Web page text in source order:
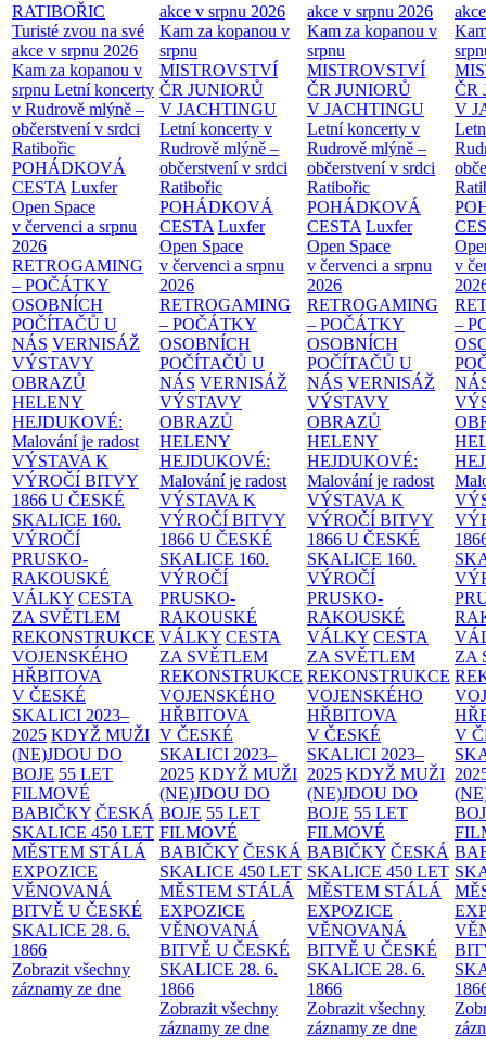
RATIBOŘIC
Turisté zvou na své
akce v srpnu 2026
Kam za kopanou v
srpnu Letní koncerty
v Rudrově mlýně –
občerstvení v srdci
Ratibořic
POHÁDKOVÁ
CESTA Luxfer
Open Space
v červenci a srpnu
2026
RETROGAMING
– POČÁTKY
OSOBNÍCH
POČÍTAČŮ U
NÁS VERNISÁŽ
VÝSTAVY
OBRAZŮ
HELENY
HEJDUKOVÉ:
Malování je radost
VÝSTAVA K
VÝROČÍ BITVY
1866 U ČESKÉ
SKALICE 160.
VÝROČÍ
PRUSKO-
RAKOUSKÉ
VÁLKY CESTA
ZA SVĚTLEM
REKONSTRUKCE
VOJENSKÉHO
HŘBITOVA
V ČESKÉ
SKALICI 2023–
2025 KDYŽ MUŽI
(NE)JDOU DO
BOJE 55 LET
FILMOVÉ
BABIČKY ČESKÁ
SKALICE 450 LET
MĚSTEM STÁLÁ
EXPOZICE
VĚNOVANÁ
BITVĚ U ČESKÉ
SKALICE 28. 6.
1866
Zobrazit všechny
záznamy ze dne
akce v srpnu 2026
Kam za kopanou v
srpnu
MISTROVSTVÍ
ČR JUNIORŮ
V JACHTINGU
Letní koncerty v
Rudrově mlýně –
občerstvení v srdci
Ratibořic
POHÁDKOVÁ
CESTA Luxfer
Open Space
v červenci a srpnu
2026
RETROGAMING
– POČÁTKY
OSOBNÍCH
POČÍTAČŮ U
NÁS VERNISÁŽ
VÝSTAVY
OBRAZŮ
HELENY
HEJDUKOVÉ:
Malování je radost
VÝSTAVA K
VÝROČÍ BITVY
1866 U ČESKÉ
SKALICE 160.
VÝROČÍ
PRUSKO-
RAKOUSKÉ
VÁLKY CESTA
ZA SVĚTLEM
REKONSTRUKCE
VOJENSKÉHO
HŘBITOVA
V ČESKÉ
SKALICI 2023–
2025 KDYŽ MUŽI
(NE)JDOU DO
BOJE 55 LET
FILMOVÉ
BABIČKY ČESKÁ
SKALICE 450 LET
MĚSTEM STÁLÁ
EXPOZICE
VĚNOVANÁ
BITVĚ U ČESKÉ
SKALICE 28. 6.
1866
Zobrazit všechny
záznamy ze dne
akce v srpnu 2026
Kam za kopanou v
srpnu
MISTROVSTVÍ
ČR JUNIORŮ
V JACHTINGU
Letní koncerty v
Rudrově mlýně –
občerstvení v srdci
Ratibořic
POHÁDKOVÁ
CESTA Luxfer
Open Space
v červenci a srpnu
2026
RETROGAMING
– POČÁTKY
OSOBNÍCH
POČÍTAČŮ U
NÁS VERNISÁŽ
VÝSTAVY
OBRAZŮ
HELENY
HEJDUKOVÉ:
Malování je radost
VÝSTAVA K
VÝROČÍ BITVY
1866 U ČESKÉ
SKALICE 160.
VÝROČÍ
PRUSKO-
RAKOUSKÉ
VÁLKY CESTA
ZA SVĚTLEM
REKONSTRUKCE
VOJENSKÉHO
HŘBITOVA
V ČESKÉ
SKALICI 2023–
2025 KDYŽ MUŽI
(NE)JDOU DO
BOJE 55 LET
FILMOVÉ
BABIČKY ČESKÁ
SKALICE 450 LET
MĚSTEM STÁLÁ
EXPOZICE
VĚNOVANÁ
BITVĚ U ČESKÉ
SKALICE 28. 6.
1866
Zobrazit všechny
záznamy ze dne
ČR
V
v
–
ZA
V